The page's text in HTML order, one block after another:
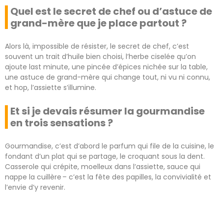
Quel est le secret de chef ou d’astuce de
grand-mère que je place partout ?
Alors là, impossible de résister, le secret de chef, c’est
souvent un trait d’huile bien choisi, l’herbe ciselée qu’on
ajoute last minute, une pincée d’épices nichée sur la table,
une astuce de grand-mère qui change tout, ni vu ni connu,
et hop, l’assiette s’illumine.
Et si je devais résumer la gourmandise
en trois sensations ?
Gourmandise, c’est d’abord le parfum qui file de la cuisine, le
fondant d’un plat qui se partage, le croquant sous la dent.
Casserole qui crépite, moelleux dans l’assiette, sauce qui
nappe la cuillère – c’est la fête des papilles, la convivialité et
l’envie d’y revenir.